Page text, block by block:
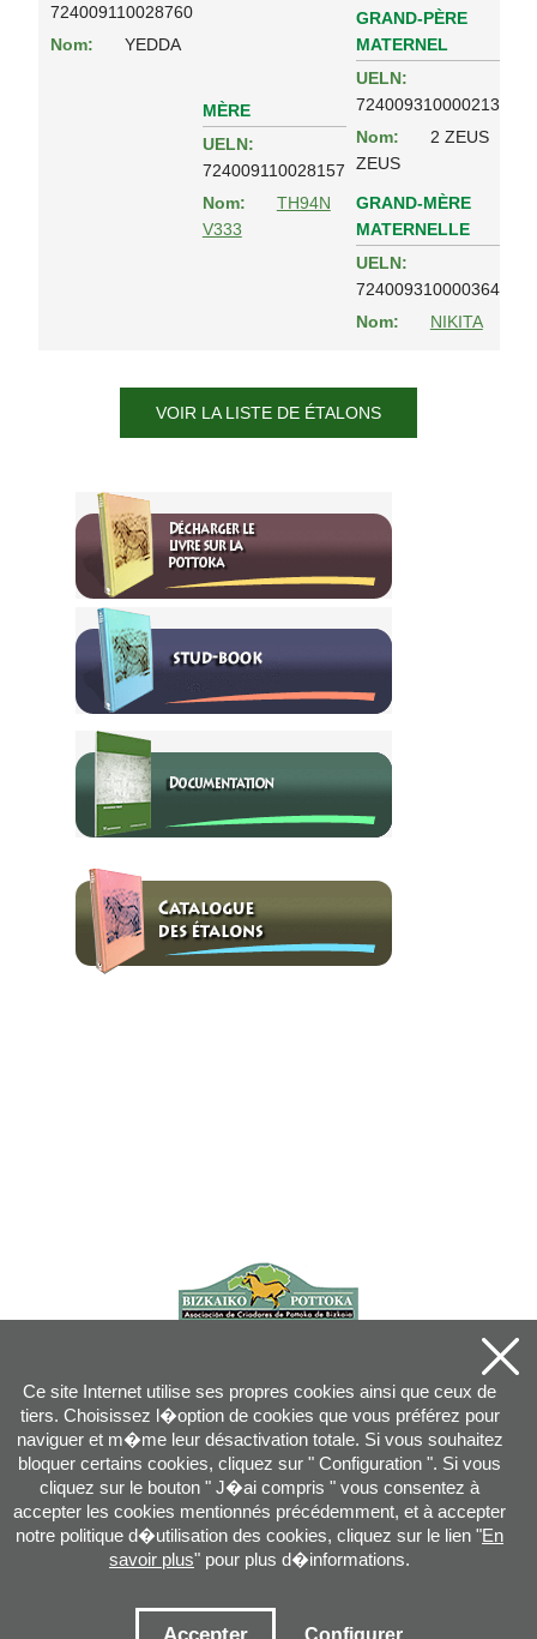
724009110028760
Nom:
YEDDA
MÈRE
UELN:
724009110028157
Nom:
TH94N
V333
GRAND-PÈRE
MATERNEL
UELN:
724009310000213
Nom:
2 ZEUS
ZEUS
GRAND-MÈRE
MATERNELLE
UELN:
724009310000364
Nom:
NIKITA
VOIR LA LISTE DE ÉTALONS
info@pottoka.info
Conditions d'Utilisation-Politique de Privacité-Politique des Cookies
Ce site Internet utilise ses propres cookies ainsi que ceux de
tiers. Choisissez l�option de cookies que vous préférez pour
naviguer et m�me leur désactivation totale. Si vous souhaitez
bloquer certains cookies, cliquez sur " Configuration ". Si vous
cliquez sur le bouton " J�ai compris " vous consentez à
accepter les cookies mentionnés précédemment, et à accepter
notre politique d�utilisation des cookies, cliquez sur le lien "En
savoir plus" pour plus d�informations.
Configurer